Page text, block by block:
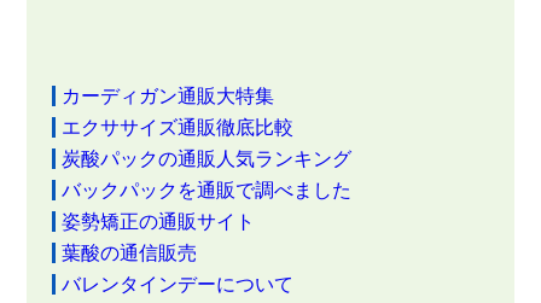
カーディガン通販大特集
エクササイズ通販徹底比較
炭酸パックの通販人気ランキング
バックパックを通販で調べました
姿勢矯正の通販サイト
葉酸の通信販売
バレンタインデーについて